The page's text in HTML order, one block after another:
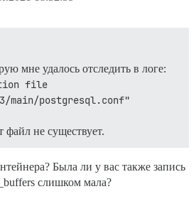
мне удалось отследить в логе:
file
main/postgresql.conf"
файл не существует.
Была ли у вас также запись
слишком мала?